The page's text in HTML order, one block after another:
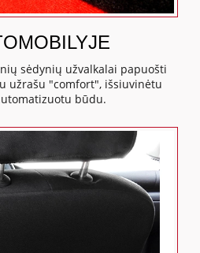
sėdynių užvalkalai papuošti
užrašu "comfort", išsiuvinėtu
būdu.